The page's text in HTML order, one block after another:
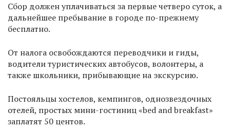
Сбор должен уплачиваться за первые четверо суток, а
дальнейшее пребывание в городе по-прежнему
бесплатно.
От налога освобождаются переводчики и гиды,
водители туристических автобусов, волонтеры, а
также школьники, прибывающие на экскурсию.
Постояльцы хостелов, кемпингов, однозвездочных
отелей, простых мини-гостиниц «bed and breakfast»
заплатят 50 центов.